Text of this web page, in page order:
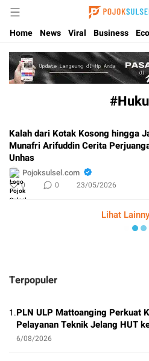
Update Kabar Hits Sulsel,
Home News Viral Business
Kalah dari Kotak Kosong hingga
Munafri Arifuddin Cerita
Unhas
Pojoksulsel.com
0 0 23/05/2026
Lihat
Terpopuler
1.PLN ULP Mattoanging Perkuat
Pelayanan Teknik Jelang HUT
6/08/2026